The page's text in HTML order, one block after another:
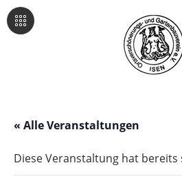
« Alle Veranstaltungen
Diese Veranstaltung hat